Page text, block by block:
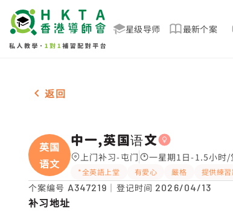
星级导师 最新个案
女-1名 中一,英国语文，屯门 补习推介
返回
英国
语文
中一,英国语文
上门补习-屯门 一星期1日-1.5小时/
*全英語上堂 有愛心 嚴格 提供練
个案编号 A347219 ｜登记时间 2026/04/13
补习地址